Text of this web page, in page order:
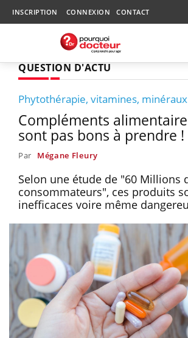
INSCRIPTION CONNEXION CONTACT
QUESTION D'ACTU
Phytothérapie, vitamines,
Compléments
sont pas bons à prendre !
Par Mégane Fleury
Selon une étude de "60 Millions
consommateurs", ces produits
inefficaces voire même